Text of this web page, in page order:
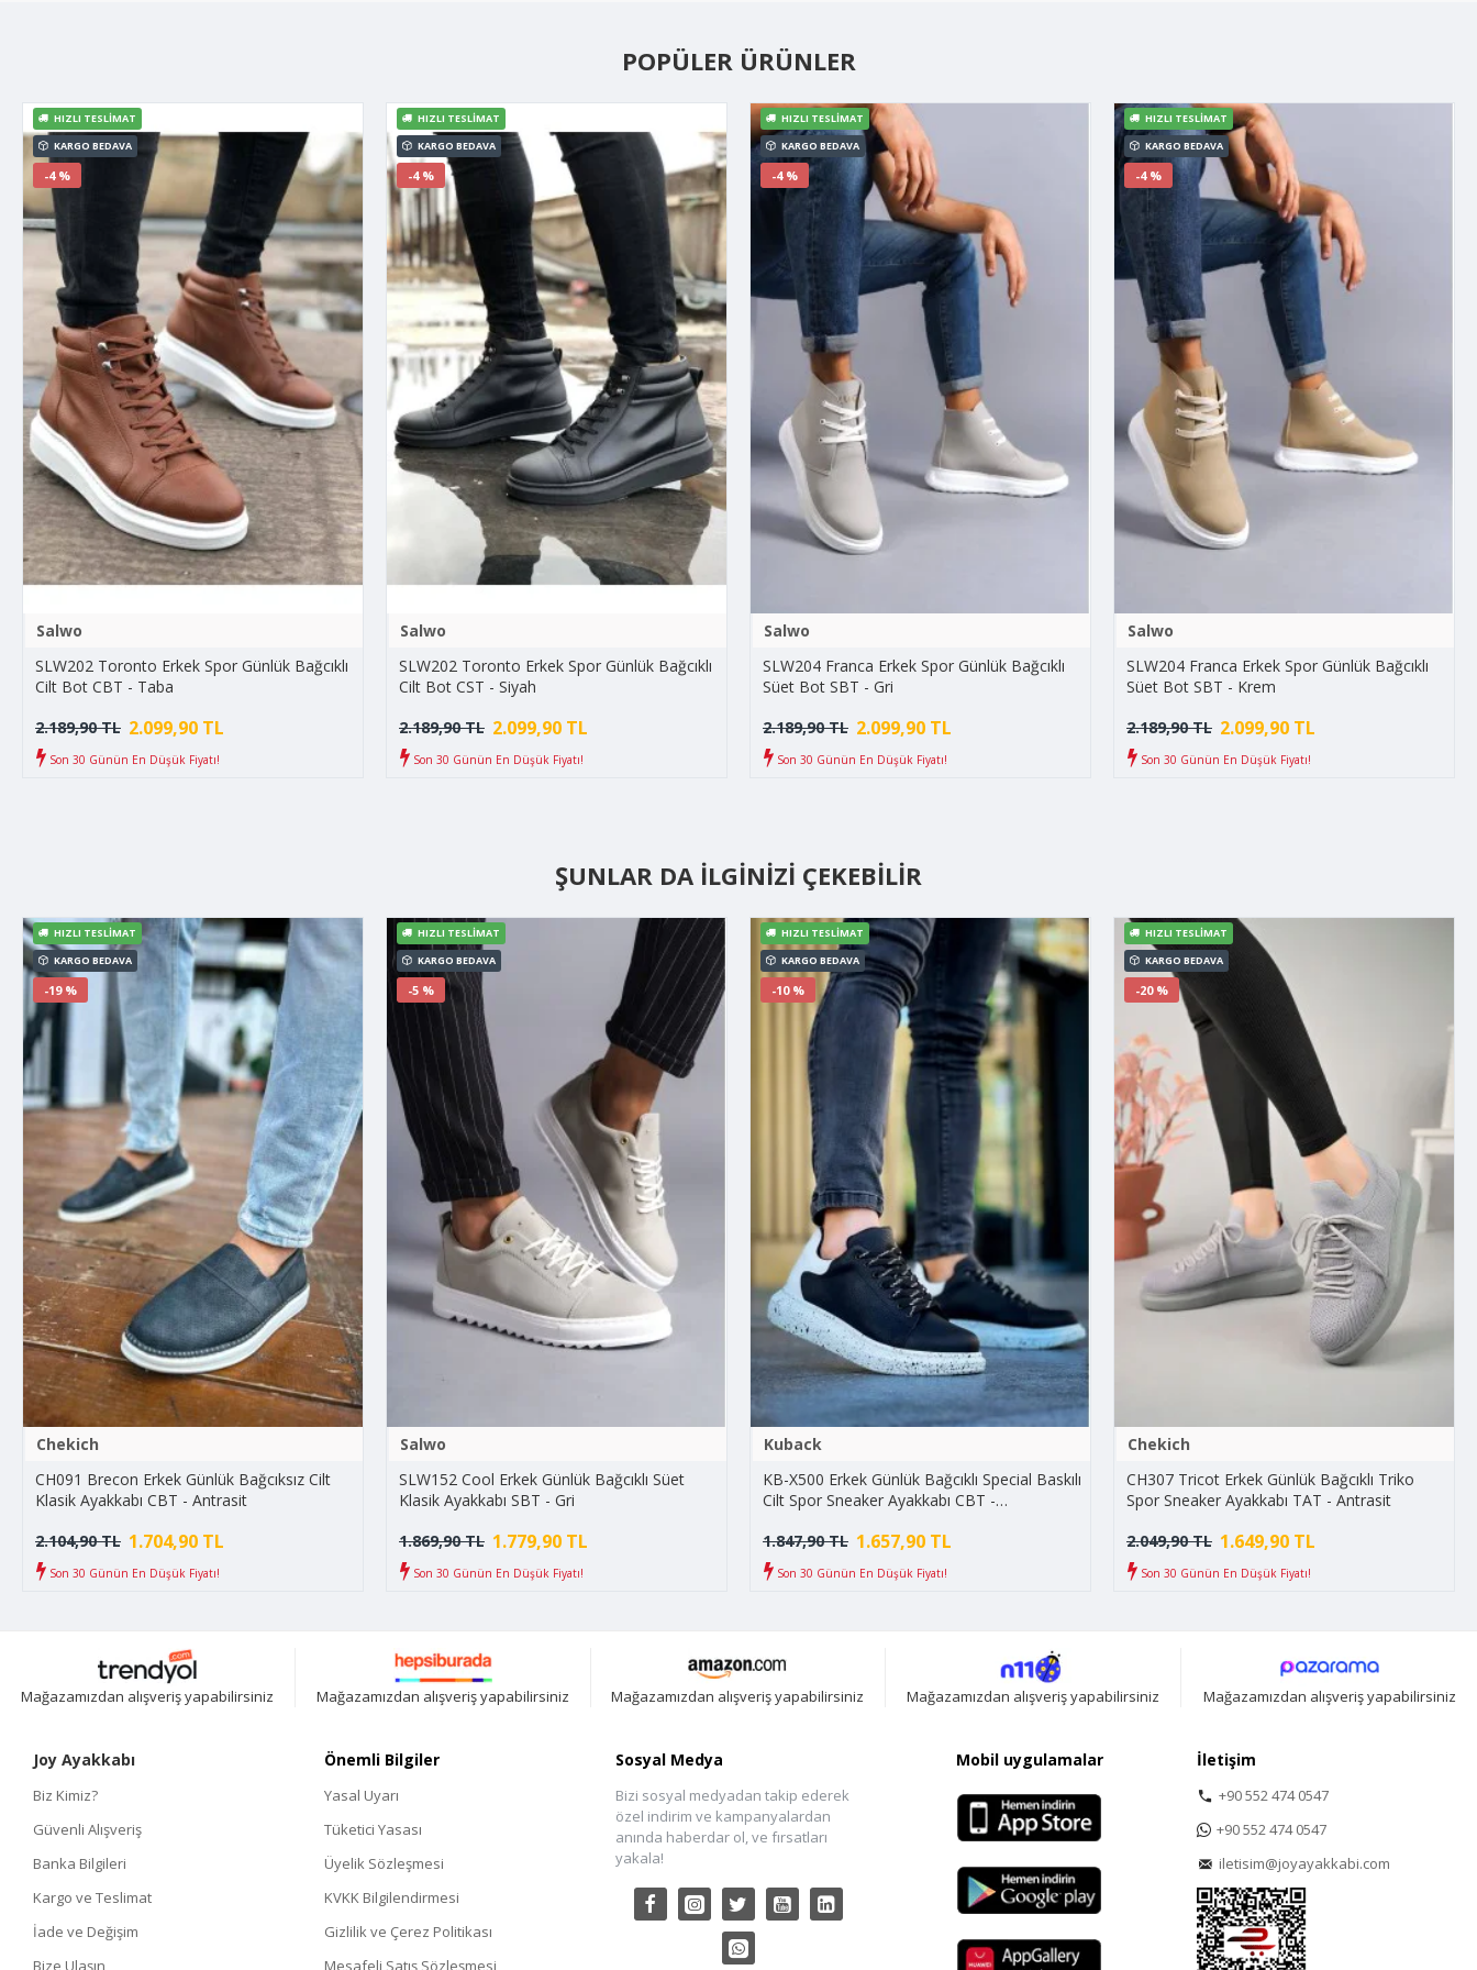
POPÜLER ÜRÜNLER
KARGO BEDAVA
HIZLI TESLIMAT
-4 %
Salwo
SLW202 Toronto Erkek Spor Günlük Bağcıklı
Cilt Bot CBT - Taba
2.099,90 TL
2.189,90 TL
Son 30 Günün En Düşük Fiyatı!
KARGO BEDAVA
HIZLI TESLIMAT
-4 %
Salwo
SLW202 Toronto Erkek Spor Günlük Bağcıklı
Cilt Bot CST - Siyah
2.099,90 TL
2.189,90 TL
Son 30 Günün En Düşük Fiyatı!
KARGO BEDAVA
HIZLI TESLIMAT
-4 %
Salwo
SLW204 Franca Erkek Spor Günlük Bağcıklı
Süet Bot SBT - Gri
2.099,90 TL
2.189,90 TL
Son 30 Günün En Düşük Fiyatı!
KARGO BEDAVA
HIZLI TESLIMAT
-4 %
Salwo
SLW204 Franca Erkek Spor Günlük Bağcıklı
Süet Bot SBT - Krem
2.099,90 TL
2.189,90 TL
Son 30 Günün En Düşük Fiyatı!
ŞUNLAR DA İLGINIZI ÇEKEBILIR
KARGO BEDAVA
HIZLI TESLIMAT
-19 %
Chekich
CH091 Brecon Erkek Günlük Bağcıksız Cilt
Klasik Ayakkabı CBT - Antrasit
1.704,90 TL
2.104,90 TL
Son 30 Günün En Düşük Fiyatı!
KARGO BEDAVA
HIZLI TESLIMAT
-5 %
Salwo
SLW152 Cool Erkek Günlük Bağcıklı Süet
Klasik Ayakkabı SBT - Gri
1.779,90 TL
1.869,90 TL
Son 30 Günün En Düşük Fiyatı!
KARGO BEDAVA
HIZLI TESLIMAT
-10 %
Kuback
KB-X500 Erkek Günlük Bağcıklı Special Baskılı
Cilt Spor Sneaker Ayakkabı CBT -
1.657,90 TL
1.847,90 TL
Son 30 Günün En Düşük Fiyatı!
KARGO BEDAVA
HIZLI TESLIMAT
-20 %
Chekich
CH307 Tricot Erkek Günlük Bağcıklı Triko
Spor Sneaker Ayakkabı TAT - Antrasit
1.649,90 TL
2.049,90 TL
Son 30 Günün En Düşük Fiyatı!
Mağazamızdan alışveriş yapabilirsiniz Mağazamızdan alışveriş yapabilirsiniz Mağazamızdan alışveriş yapabilirsiniz Mağazamızdan alışveriş yapabilirsiniz Mağazamızdan alışveriş yapabilirsiniz
Joy Ayakkabı
Biz Kimiz?
Güvenli Alışveriş
Banka Bilgileri
Kargo ve Teslimat
İade ve Değişim
Bize Ulaşın
Önemli Bilgiler
Yasal Uyarı
Tüketici Yasası
Üyelik Sözleşmesi
KVKK Bilgilendirmesi
Gizlilik ve Çerez Politikası
Mesafeli Satış Sözleşmesi
Sosyal Medya
Bizi sosyal medyadan takip ederek
özel indirim ve kampanyalardan
anında haberdar ol, ve fırsatları
yakala!
Mobil uygulamalar İletişim
+90 552 474 0547
+90 552 474 0547
iletisim@joyayakkabi.com